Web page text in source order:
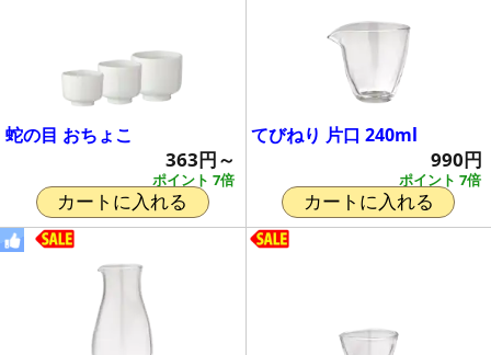
蛇の目 おちょこ
ポイント 7倍
363円～
カートに入れる
てびねり 片口 240ml
ポイント 7倍
990円
カートに入れる